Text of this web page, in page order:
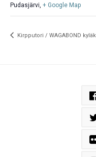
Pudasjärvi, + Google Map
Kirpputori / WAGABOND